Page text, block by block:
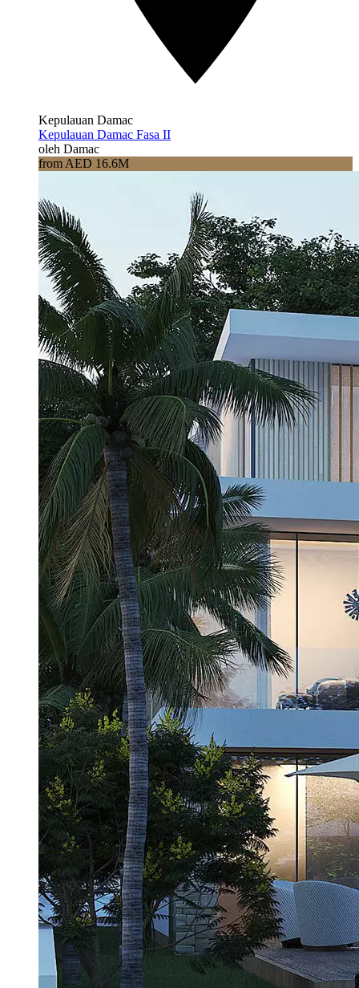
Kepulauan Damac
Kepulauan Damac Fasa II
oleh Damac
from AED 16.6M